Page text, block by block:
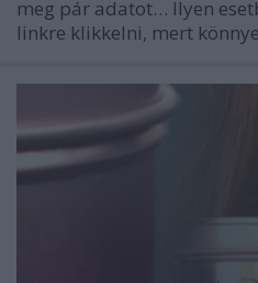
meg pár adatot… Ilyen
linkre klikkelni, mert